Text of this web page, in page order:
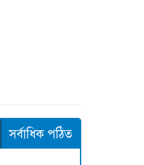
সর্বাধিক পঠিত